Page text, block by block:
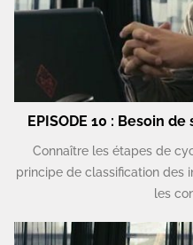
EPISODE 10 : Besoin
Connaître les étapes de
principe de classification des
les